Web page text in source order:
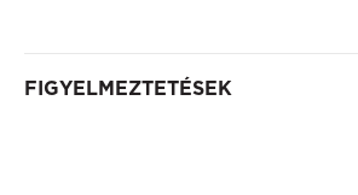
FIGYELMEZTETÉSEK